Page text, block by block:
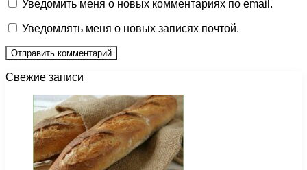
Уведомить меня о новых комментариях по email.
Уведомлять меня о новых записях почтой.
Свежие записи